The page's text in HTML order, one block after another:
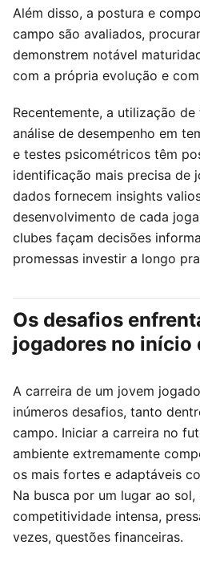
Além disso, a postura e
campo são avaliados,
demonstrem notável
com a própria evolução e
Recentemente, a utilização
análise de desempenho em
e testes psicométricos têm
identificação mais precisa de
dados fornecem insights
desenvolvimento de cada
clubes façam decisões
promessas investir a longo
Os desafios
jogadores no início
A carreira de um jovem
inúmeros desafios, tanto
campo. Iniciar a carreira no
ambiente extremamente
os mais fortes e adaptáveis
Na busca por um lugar ao
competitividade intensa,
vezes, questões financeiras.